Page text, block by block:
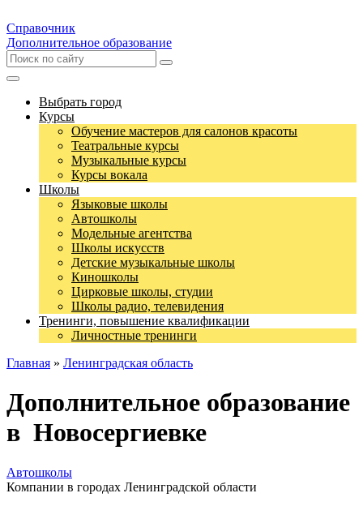
Справочник
Дополнительное образование
Выбрать город
Курсы
Обучение мастеров для салонов красоты
Театральные курсы
Музыкальные курсы
Курсы вокала
Школы
Языковые школы
Автошколы
Модельные агентства
Школы искусств
Детские музыкальные школы
Киношколы
Цирковые школы, студии
Школы радио, телевидения
Тренинги, повышение квалификации
Личностные тренинги
Главная » Ленинградская область
Дополнительное образование
в Новосергиевке
Автошколы
Компании в городах Ленинградской области